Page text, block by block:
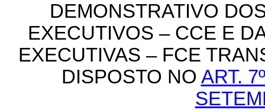
DEMONSTRATIVO
EXECUTIVOS – CCE E
EXECUTIVAS – FCE
DISPOSTO NO ART.